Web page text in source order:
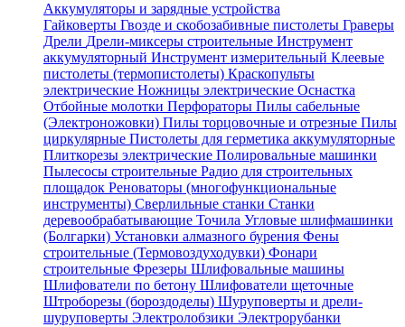
Аккумуляторы и зарядные устройства
Гайковерты Гвозде и скобозабивные пистолеты Граверы
Дрели Дрели-миксеры строительные Инструмент
аккумуляторный Инструмент измерительный Клеевые
пистолеты (термопистолеты) Краскопульты
электрические Ножницы электрические Оснастка
Отбойные молотки Перфораторы Пилы сабельные
(Электроножовки) Пилы торцовочные и отрезные Пилы
циркулярные Пистолеты для герметика аккумуляторные
Плиткорезы электрические Полировальные машинки
Пылесосы строительные Радио для строительных
площадок Реноваторы (многофункциональные
инструменты) Сверлильные станки Станки
деревообрабатывающие Точила Угловые шлифмашинки
(Болгарки) Установки алмазного бурения Фены
строительные (Термовоздуходувки) Фонари
строительные Фрезеры Шлифовальные машины
Шлифователи по бетону Шлифователи щеточные
Штроборезы (бороздоделы) Шуруповерты и дрели-
шуруповерты Электролобзики Электрорубанки